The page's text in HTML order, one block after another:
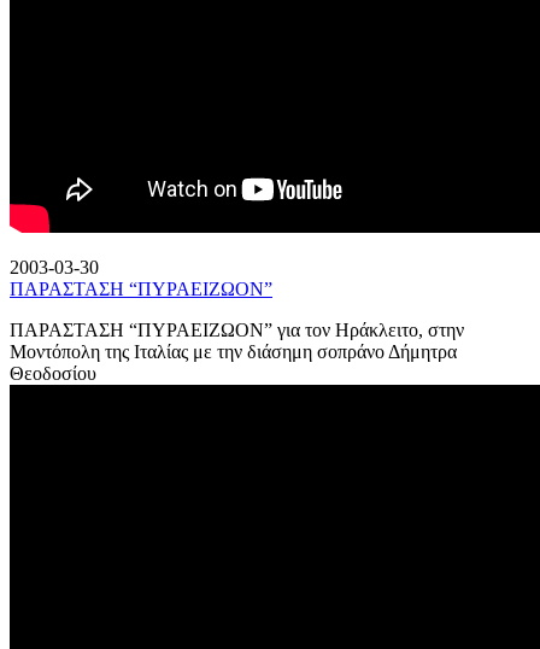
2003-03-30
ΠΑΡΑΣΤΑΣΗ “ΠΥΡΑΕΙΖΩΟΝ”
ΠΑΡΑΣΤΑΣΗ “ΠΥΡΑΕΙΖΩΟΝ” για τον Ηράκλειτο, στην
Μοντόπολη της Ιταλίας με την διάσημη σοπράνο Δήμητρα
Θεοδοσίου